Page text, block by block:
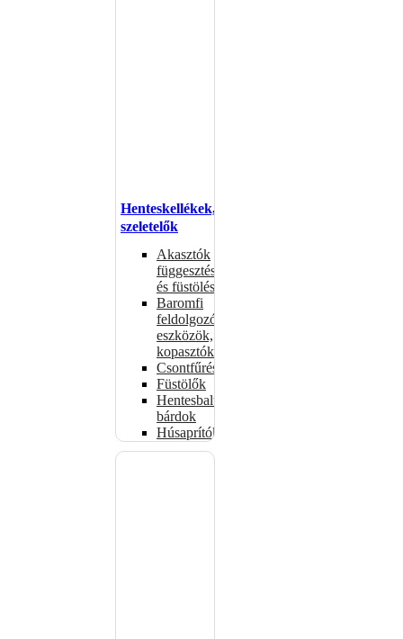
Henteskellékek,
szeletelők
Akasztók
függesztéshez
és füstöléshez
Baromfi
feldolgozó
eszközök,
kopasztók
Csontfűrészek
Füstölők
Hentesbalták,
bárdok
Húsaprítók